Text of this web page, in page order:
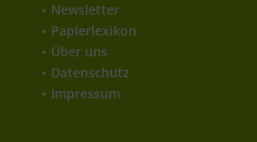
Newsletter
Papierlexikon
Über uns
Datenschutz
Impressum